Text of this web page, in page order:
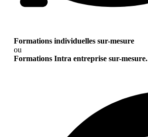
Formations individuelles sur-mesure
ou
Formations Intra entreprise sur-mesure.